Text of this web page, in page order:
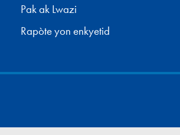
Pak ak Lwazi
Rapòte yon enkyetid